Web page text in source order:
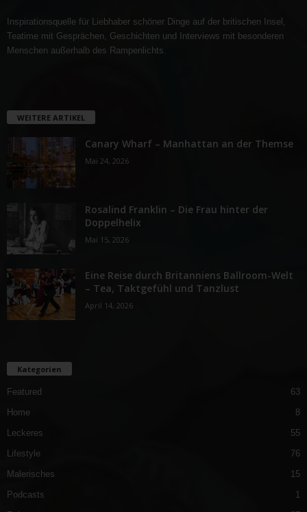
Inspirationsquelle für Liebhaber schöner Dinge auf der britischen Insel,
Teatime mit Gesprächen, Geschichten und Interviews mit besonderen
Menschen außerhalb des Rampenlichts.
WEITERE ARTIKEL
Canary Wharf – Manhattan an der Themse
Mai 24, 2026
Rosalind Franklin – Die Frau hinter der
Doppelhelix
Mai 15, 2026
Eine Reise durch Britanniens Ballroom-Welt
– Tea, Taktgefühl und Tanzlust
April 14, 2026
Kategorien
Featured
63
Home
8
Leckeres
55
Lifestyle
76
Malerisches
15
Podcasts
1